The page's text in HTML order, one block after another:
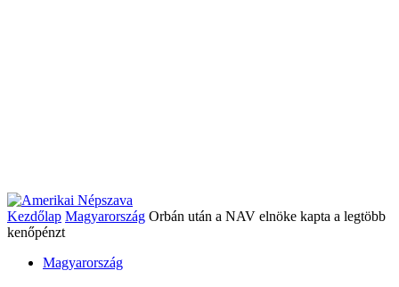
Kezdőlap Magyarország Orbán után a NAV elnöke kapta a legtöbb
kenőpénzt
Magyarország